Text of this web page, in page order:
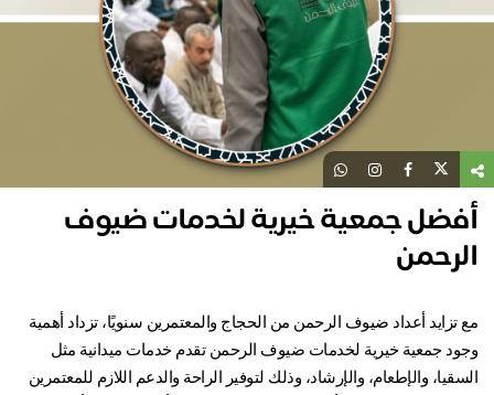
جمعية خيرية لخدمات ضيوف
مع تزايد أعداد ضيوف الرحمن من الحجاج والمعتمرين سنويًا، تزداد أهمية
السقيا، والإطعام، والإرشاد، وذلك لتوفير الراحة والدعم اللازم للمعتمرين